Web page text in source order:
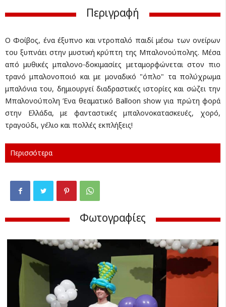
Περιγραφή
Ο Φοίβος, ένα έξυπνο και ντροπαλό παιδί μέσω των ονείρων
του ξυπνάει στην μυστική κρύπτη της Μπαλονούπολης. Μέσα
από μυθικές μπαλονο-δοκιμασίες μεταμορφώνεται στον πιο
τρανό μπαλονοποιό και με μοναδικό "όπλο" τα πολύχρωμα
μπαλόνια του, δημιουργεί διαδραστικές ιστορίες και σώζει την
Μπαλονούπολη Ένα θεαματικό Balloon show για πρώτη φορά
στην Ελλάδα, με φανταστικές μπαλονοκατασκευές, χορό,
τραγούδι, γέλιο και πολλές εκπλήξεις!
Περισσότερα
Φωτογραφίες